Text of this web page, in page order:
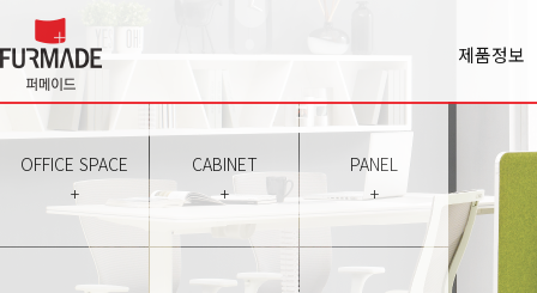
제품정보
Office
Panel
Chair
Sofa
OFFICE SPACE
+
CABINET
+
PANEL
+